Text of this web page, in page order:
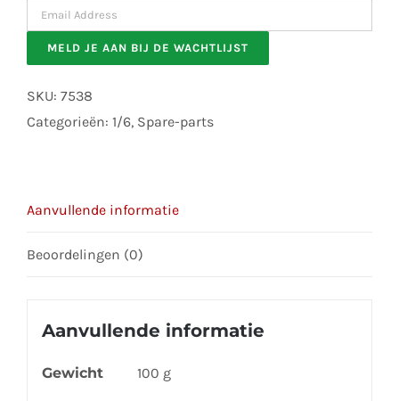
Enter
your
email
address
to
for
MELD JE AAN BIJ DE WACHTLIJST
SKU: 7538
Categorieën: 1/6, Spare-parts
Aanvullende informatie
Beoordelingen (0)
Aanvullende informatie
Gewicht 100 g